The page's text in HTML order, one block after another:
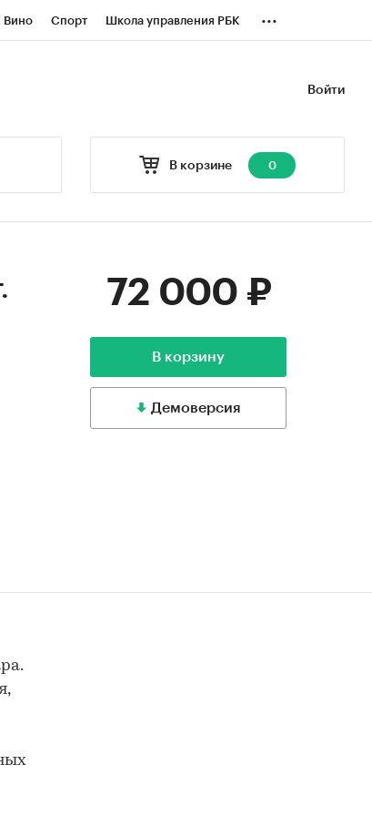
Вино Спорт Школа управления РБК ...
Войти
В корзине 0
72 000 ₽
В корзину
Демоверсия